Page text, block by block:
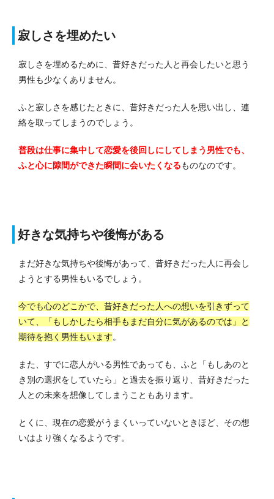
寂しさを埋めたい
寂しさを埋めるために、昔好きだった人と再会したいと思う
男性も少なくありません。
ふと寂しさを感じたときに、昔好きだった人を思い出し、連
絡を取ってしまうのでしょう。
普段は仕事に集中して恋愛を後回しにしてしまう男性でも、
ふと心に隙間ができた瞬間に会いたくなるものなのです。
好きな気持ちや後悔がある
まだ好きな気持ちや後悔があって、昔好きだった人に再会し
ようとする男性もいるでしょう。
今でも心のどこかで、昔好きだった人への想いを引きずって
いて、「もしかしたら相手もまだ自分に気があるのでは」と
期待を抱く男性もいます。
また、すでに恋人がいる男性であっても、ふと「もしあのと
き別の選択をしていたら」と過去を振り返り、昔好きだった
人との未来を想像してしまうこともあります。
とくに、現在の恋愛がうまくいっていないときほど、その想
いはより強くなるようです。